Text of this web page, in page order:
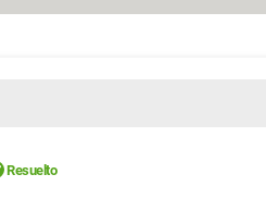
Resuelto